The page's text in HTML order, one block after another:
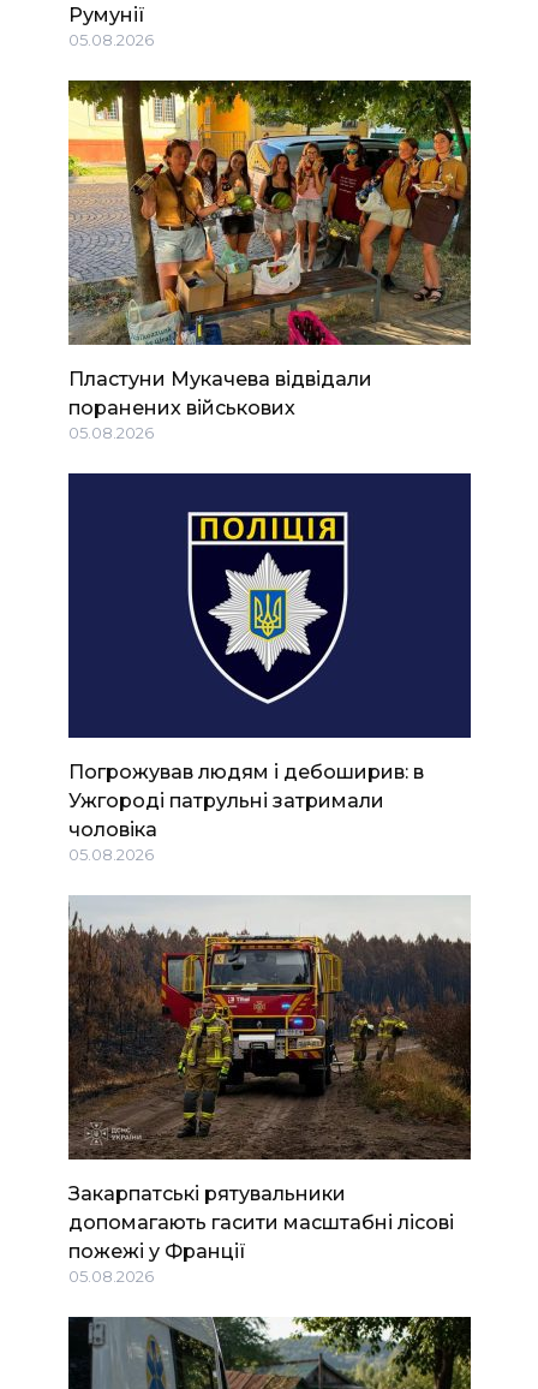
Румунії
05.08.2026
Пластуни Мукачева відвідали
поранених військових
05.08.2026
Погрожував людям і дебоширив: в
Ужгороді патрульні затримали
чоловіка
05.08.2026
Закарпатські рятувальники
допомагають гасити масштабні лісові
пожежі у Франції
05.08.2026